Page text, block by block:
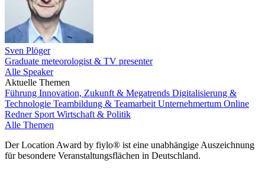
Sven Plöger
Graduate meteorologist & TV presenter
Alle Speaker
Aktuelle Themen
Führung Innovation, Zukunft & Megatrends Digitalisierung &
Technologie Teambildung & Teamarbeit Unternehmertum Online
Redner Sport Wirtschaft & Politik
Alle Themen
Der Location Award by fiylo® ist eine unabhängige Auszeichnung
für besondere Veranstaltungsflächen in Deutschland.